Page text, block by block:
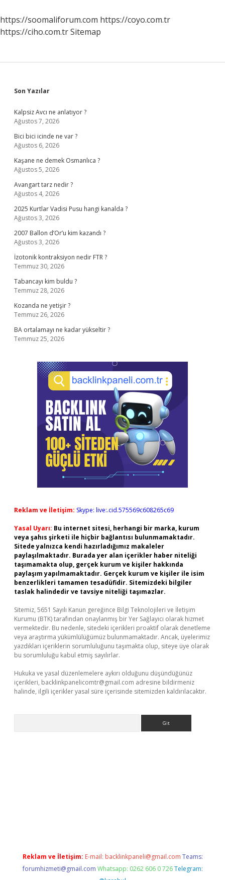
https://soomaliforum.com https://coyo.com.tr
https://ciho.com.trSitemap
Sidebar
Son Yazılar
Kalpsiz Avcı ne anlatıyor ?
Ağustos 7, 2026
Bici bici icinde ne var ?
Ağustos 6, 2026
Kaşane ne demek Osmanlıca ?
Ağustos 5, 2026
Avangart tarz nedir ?
Ağustos 4, 2026
2025 Kurtlar Vadisi Pusu hangi kanalda ?
Ağustos 3, 2026
2007 Ballon d’Or’u kim kazandı ?
Ağustos 3, 2026
İzotonik kontraksiyon nedir FTR ?
Temmuz 30, 2026
Tabancayı kim buldu ?
Temmuz 28, 2026
Kozanda ne yetişir ?
Temmuz 26, 2026
BA ortalamayı ne kadar yükseltir ?
Temmuz 25, 2026
Reklam ve İletişim: Skype: live:.cid.575569c608265c69
Yasal Uyarı: Bu internet sitesi, herhangi bir marka, kurum
veya şahıs şirketi ile hiçbir bağlantısı bulunmamaktadır.
Sitede yalnızca kendi hazırladığımız makaleler
paylaşılmaktadır. Burada yer alan içerikler haber niteliği
taşımamakta olup, gerçek kurum ve kişiler hakkında
paylaşım yapılmamaktadır. Gerçek kurum ve kişiler ile isim
benzerlikleri tamamen tesadüfidir. Sitemizdeki bilgiler
taslak halindedir ve tavsiye niteliği taşımazlar.
Sitemiz, 5651 Sayılı Kanun gereğince Bilgi Teknolojileri ve İletişim
Kurumu (BTK) tarafından onaylanmış bir Yer Sağlayıcı olarak hizmet
vermektedir. Bu nedenle, sitedeki içerikleri proaktif olarak denetleme
veya araştırma yükümlülüğümüz bulunmamaktadır. Ancak, üyelerimiz
yazdıkları içeriklerin sorumluluğunu taşımakta olup, siteye üye olarak
bu sorumluluğu kabul etmiş sayılırlar.
Hukuka ve yasal düzenlemelere aykırı olduğunu düşündüğünüz
içerikleri, backlinkpanelicomtr@gmail.com adresine bildirmeniz
halinde, ilgili içerikler yasal süre içerisinde sitemizden kaldırılacaktır.
Reklam ve İletişim: E-mail: backlinkpaneli@gmail.com Teams:
forumhizmeti@gmail.com Whatsapp: 0262 606 0 726 Telegram: